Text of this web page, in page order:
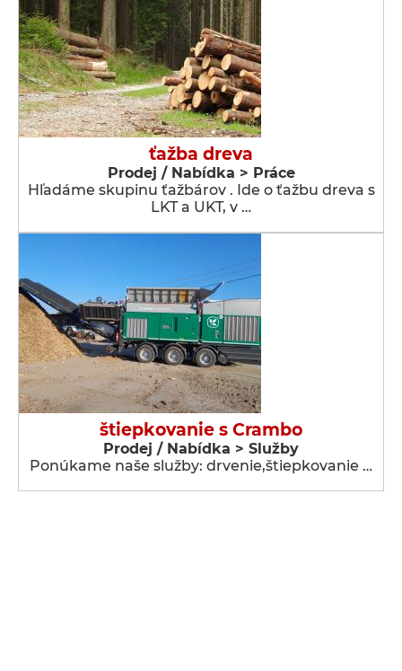
ťažba dreva
Prodej / Nabídka > Práce
Hľadáme skupinu ťažbárov . Ide o ťažbu dreva s
LKT a UKT, v …
štiepkovanie s Crambo
Prodej / Nabídka > Služby
Ponúkame naše služby: drvenie,štiepkovanie …